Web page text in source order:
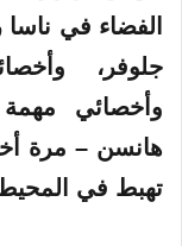
الفضاء في ناسا
جلوفر،
وأخصائي مهمة
هانسن – مرة
تهبط في المحيط